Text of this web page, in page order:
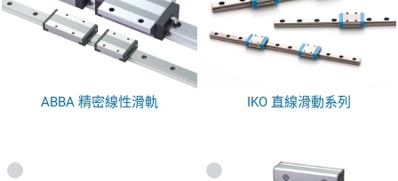
ABBA 精密線性滑軌 IKO 直線滑動系列